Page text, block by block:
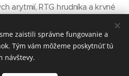
arytmií, RTG hrudníka a krvné
príznakov. Preto je veľmi
kde je zvýšená
ochorenia ich pravidelne
zaistili správne fungovanie a
Tým vám môžeme poskytnúť tú
návštevy.